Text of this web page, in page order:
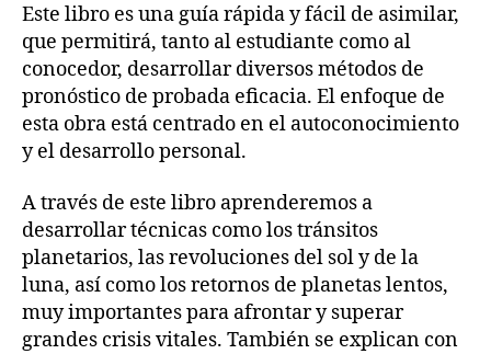
Este libro es una guía rápida y fácil de asimilar,
que permitirá, tanto al estudiante como al
conocedor, desarrollar diversos métodos de
pronóstico de probada eficacia. El enfoque de
esta obra está centrado en el autoconocimiento
y el desarrollo personal.
A través de este libro aprenderemos a
desarrollar técnicas como los tránsitos
planetarios, las revoluciones del sol y de la
luna, así como los retornos de planetas lentos,
muy importantes para afrontar y superar
grandes crisis vitales. También se explican con